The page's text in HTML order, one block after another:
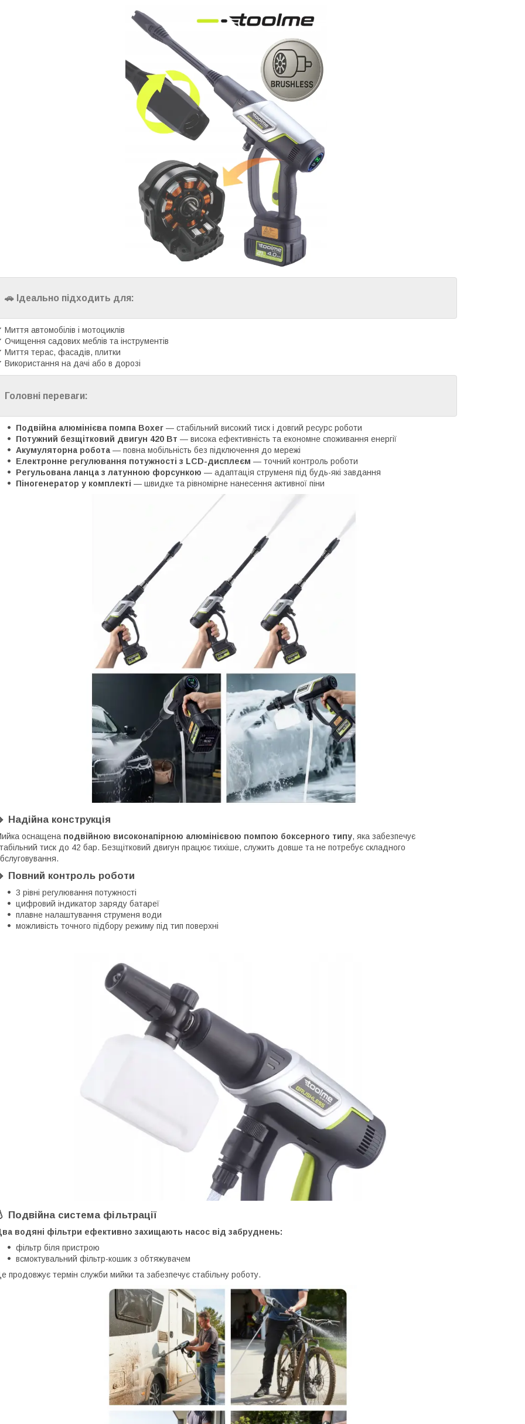
🚗 Ідеально підходить для:
Миття автомобілів і мотоциклів
Очищення садових меблів та інструментів
Миття терас, фасадів, плитки
Використання на дачі або в дорозі
Головні переваги:
Подвійна алюмінієва помпа Boxer — стабільний високий тиск і довгий ресурс роботи
Потужний безщітковий двигун 420 Вт — висока ефективність та економне споживання енергії
Акумуляторна робота — повна мобільність без підключення до мережі
Електронне регулювання потужності з LCD-дисплеєм — точний контроль роботи
Регульована ланца з латунною форсункою — адаптація струменя під будь-які завдання
Піногенератор у комплекті — швидке та рівномірне нанесення активної піни
Надійна конструкція
оснащена подвійною високонапірною алюмінієвою помпою боксерного типу, яка забезпечує
тиск до 42 бар. Безщітковий двигун працює тихіше, служить довше та не потребує складного
Повний контроль роботи
3 рівні регулювання потужності
цифровий індикатор заряду батареї
плавне налаштування струменя води
можливість точного підбору режиму під тип поверхні
Подвійна система фільтрації
водяні фільтри ефективно захищають насос від забруднень:
фільтр біля пристрою
всмоктувальний фільтр-кошик з обтяжувачем
продовжує термін служби мийки та забезпечує стабільну роботу.